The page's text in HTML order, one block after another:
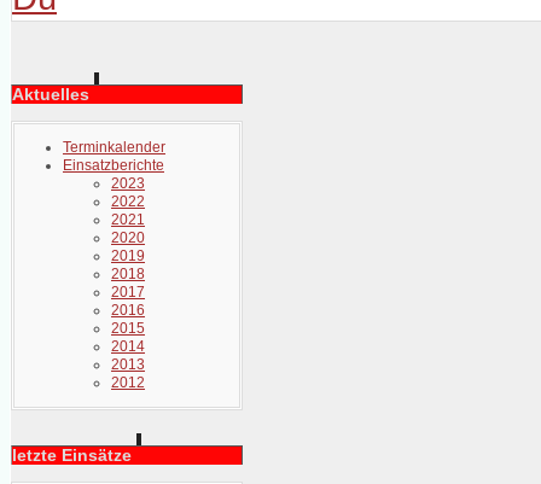
Aktuelles
Terminkalender
Einsatzberichte
2023
2022
2021
2020
2019
2018
2017
2016
2015
2014
2013
2012
letzte Einsätze